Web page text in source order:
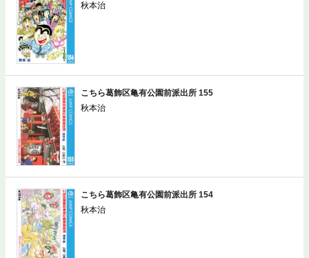
秋本治
こちら葛飾区亀有公園前派出所 155
秋本治
こちら葛飾区亀有公園前派出所 154
秋本治